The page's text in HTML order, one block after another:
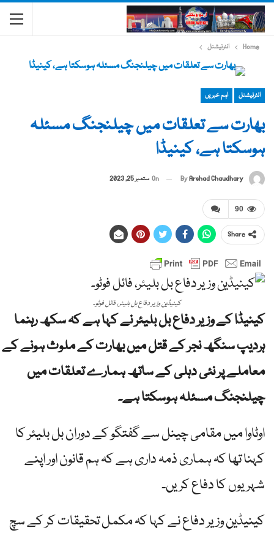
Home انٹرنیشنل
انٹرنیشنل اہم خبریں
بھارت سے تعلقات میں چیلنجنگ مسئلہ
ہوسکتا ہے، کینیڈا
ByArshad Chaudhary
On ستمبر 25, 2023
90
Share
کینیڈین وزیر دفاع بل بلیئر، فائل فوٹو۔
کینیڈا کے وزیر دفاع بل بلیئر نے کہا ہے کہ سکھ رہنما
ہردیپ سنگھ نجر کے قتل میں بھارت کے ملوث ہونے کے
معاملے پر نئی دہلی کے ساتھ ہمارے تعلقات میں
چیلنجنگ مسئلہ ہوسکتا ہے۔
اوٹاوا میں مقامی چینل سے گفتگو کے دوران بل بلیئر کا
کہنا تھا کہ ہماری ذمہ داری ہے کہ ہم قانون اور اپنے
شہریوں کا دفاع کریں۔
کینیڈین وزیر دفاع نے کہا کہ مکمل تحقیقات کر کے سچ